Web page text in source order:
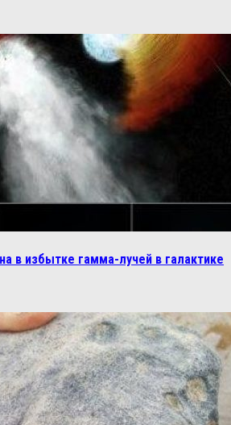
в избытке гамма-лучей в галактике